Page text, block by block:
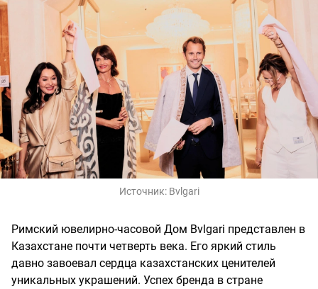
Источник: Bvlgari
Римский ювелирно-часовой Дом Bvlgari представлен в
Казахстане почти четверть века. Его яркий стиль
давно завоевал сердца казахстанских ценителей
уникальных украшений. Успех бренда в стране